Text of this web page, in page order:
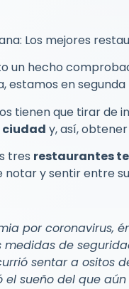
Los mejores
un hecho
estamos en
tienen que tirar de
ciudad y, así,
tres restaurantes
y sentir entre
por coronavirus,
de
sentar a ositos
el sueño del que